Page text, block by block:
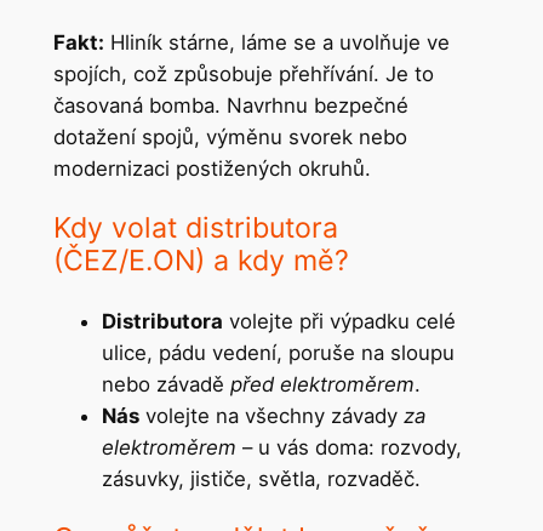
Fakt: Hliník stárne, láme se a uvolňuje ve
spojích, což způsobuje přehřívání. Je to
časovaná bomba. Navrhnu bezpečné
dotažení spojů, výměnu svorek nebo
modernizaci postižených okruhů.
Kdy volat distributora
(ČEZ/E.ON) a kdy mě?
Distributora volejte při výpadku celé
ulice, pádu vedení, poruše na sloupu
nebo závadě před elektroměrem.
Násvolejte na všechny závady za
elektroměrem – u vás doma: rozvody,
zásuvky, jističe, světla, rozvaděč.